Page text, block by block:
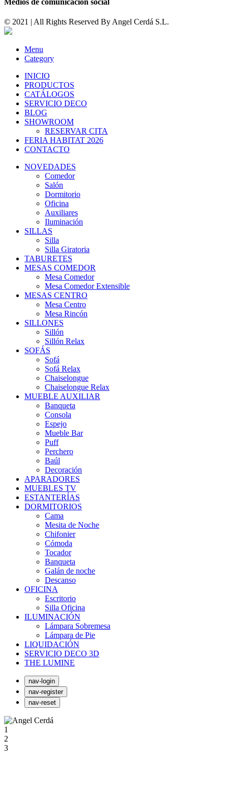
© 2021 | All Rights Reserved By Angel Cerdá S.L.
Menu
Category
INICIO
PRODUCTOS
CATÁLOGOS
SERVICIO DECO
BLOG
SHOWROOM
RESERVAR CITA
FERIA HABITAT 2026
CONTACTO
NOVEDADES
Comedor
Salón
Dormitorio
Oficina
Auxiliares
Iluminación
SILLAS
Silla
Silla Giratoria
TABURETES
MESAS COMEDOR
Mesa Comedor
Mesa Comedor Extensible
MESAS CENTRO
Mesa Centro
Mesa Rincón
SILLONES
Sillón
Sillón Relax
SOFÁS
Sofá
Sofá Relax
Chaiselongue
Chaiselongue Relax
MUEBLE AUXILIAR
Banqueta
Consola
Espejo
Mueble Bar
Puff
Perchero
Baúl
Decoración
APARADORES
MUEBLES TV
ESTANTERÍAS
DORMITORIOS
Cama
Mesita de Noche
Chifonier
Cómoda
Tocador
Banqueta
Galán de noche
Descanso
OFICINA
Escritorio
Silla Oficina
ILUMINACIÓN
Lámpara Sobremesa
Lámpara de Pie
LIQUIDACIÓN
SERVICIO DECO 3D
THE LUMINE
nav-login
nav-register
nav-reset
1
2
3